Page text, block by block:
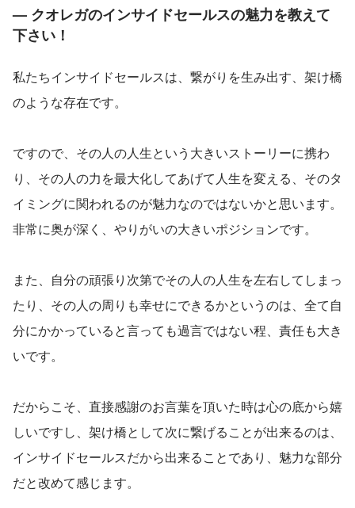
— クオレガのインサイドセールスの魅力を教えて
下さい！
私たちインサイドセールスは、繋がりを生み出す、架け橋
のような存在です。
ですので、その人の人生という大きいストーリーに携わ
り、その人の力を最大化してあげて人生を変える、そのタ
イミングに関われるのが魅力なのではないかと思います。
非常に奥が深く、やりがいの大きいポジションです。
また、自分の頑張り次第でその人の人生を左右してしまっ
たり、その人の周りも幸せにできるかというのは、全て自
分にかかっていると言っても過言ではない程、責任も大き
いです。
だからこそ、直接感謝のお言葉を頂いた時は心の底から嬉
しいですし、架け橋として次に繋げることが出来るのは、
インサイドセールスだから出来ることであり、魅力な部分
だと改めて感じます。